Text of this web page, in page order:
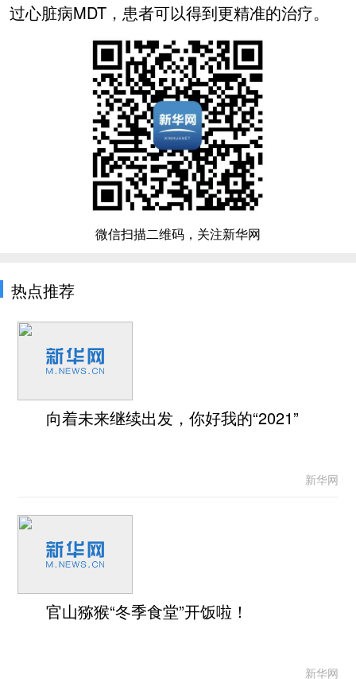
过心脏病MDT，患者可以得到更精准的治疗。
微信扫描二维码，关注新华网
热点推荐
向着未来继续出发，你好我的“2021”
新华网
官山猕猴“冬季食堂”开饭啦！
新华网